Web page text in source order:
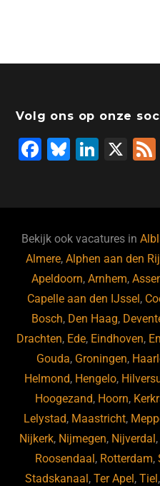
Volg ons op onze
F
b
o
o
k
Bl
ky
Li
dI
n
X
Bekijk ook vacatures in
Almere,Alphen aan den
Apeldoorn,Arnhem,
Capelle aan den IJssel ,
Bosch, Den Haag,
Drachten, Ede, Eindhoven,
Gouda, Groningen,
Helmond, Hengelo,
Hoogezand, Hoorn,
Lelystad, Maastricht,
Nijkerk, Nijmegen, Nijverdal ,
Roosendaal , Rotterdam,
Stadskanaal ,Ter Apel ,Tiel